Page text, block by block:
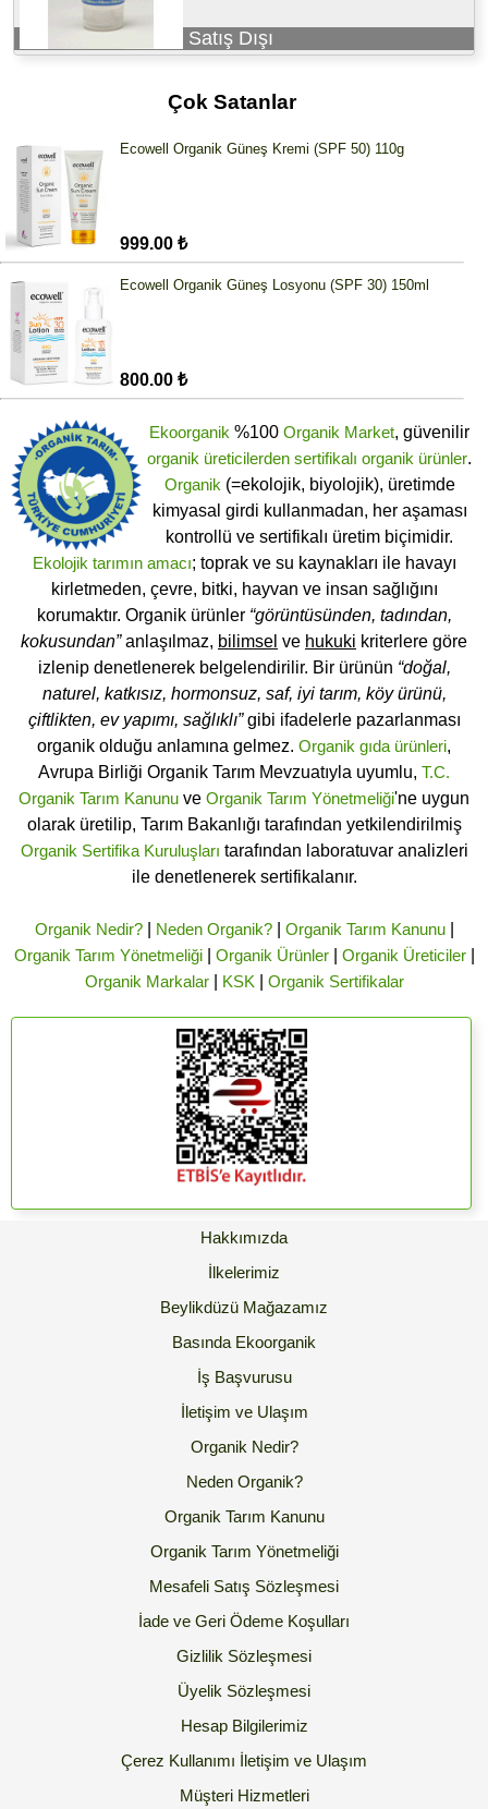
Satış Dışı
Çok Satanlar
Ecowell Organik Güneş Kremi (SPF 50) 110g
999.00 ₺
Ecowell Organik Güneş Losyonu (SPF 30) 150ml
800.00 ₺
Ekoorganik %100 Organik Market, güvenilir
organik üreticilerden sertifikalı organik ürünler.
Organik (=ekolojik, biyolojik), üretimde
kimyasal girdi kullanmadan, her aşaması
kontrollü ve sertifikalı üretim biçimidir.
Ekolojik tarımın amacı; toprak ve su kaynakları ile havayı
kirletmeden, çevre, bitki, hayvan ve insan sağlığını
korumaktır. Organik ürünler “görüntüsünden, tadından,
kokusundan”anlaşılmaz, bilimsel ve hukuki kriterlere göre
izlenip denetlenerek belgelendirilir. Bir ürünün “doğal,
naturel, katkısız, hormonsuz, saf, iyi tarım, köy ürünü,
çiftlikten, ev yapımı, sağlıklı”gibi ifadelerle pazarlanması
organik olduğu anlamına gelmez. Organik gıda ürünleri,
Avrupa Birliği Organik Tarım Mevzuatıyla uyumlu, T.C.
Organik Tarım Kanunu ve Organik Tarım Yönetmeliği'ne uygun
olarak üretilip, Tarım Bakanlığı tarafından yetkilendirilmiş
Organik Sertifika Kuruluşları tarafından laboratuvar analizleri
ile denetlenerek sertifikalanır.
Organik Nedir?| Neden Organik?| Organik Tarım Kanunu|
Organik Tarım Yönetmeliği| Organik Ürünler| Organik Üreticiler|
Organik Markalar| KSK Organik Sertifikalar
Hakkımızda
İlkelerimiz
Beylikdüzü Mağazamız
Basında Ekoorganik
İş Başvurusu
İletişim ve Ulaşım
Organik Nedir?
Neden Organik?
Organik Tarım Kanunu
Organik Tarım Yönetmeliği
Mesafeli Satış Sözleşmesi
İade ve Geri Ödeme Koşulları
Gizlilik Sözleşmesi
Üyelik Sözleşmesi
Hesap Bilgilerimiz
Çerez Kullanımı İletişim ve Ulaşım
Müşteri Hizmetleri